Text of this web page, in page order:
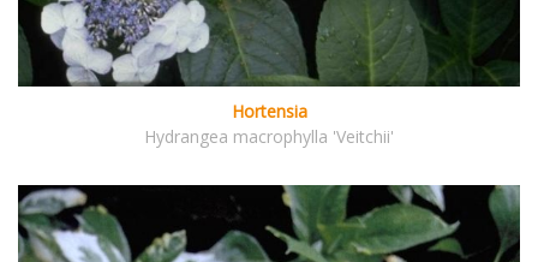
Hortensia
Hydrangea macrophylla 'Veitchii'